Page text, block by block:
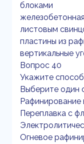
блоками
листовым
пластины из
вертикальные
Вопрос 40
Укажите
Выберите один
Рафинирование
Переплавка с
Огневое